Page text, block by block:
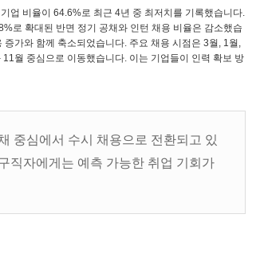
업 비율이 64.6%로 최근 4년 중 최저치를 기록했습니다.
로 확대된 반면 정기 공채와 인턴 채용 비율은 감소했습
가와 함께 축소되었습니다. 주요 채용 시점은 3월, 1월,
월 중심으로 이동했습니다. 이는 기업들이 인력 확보 방
중심에서 수시 채용으로 전환되고 있
직자에게는 예측 가능한 취업 기회가